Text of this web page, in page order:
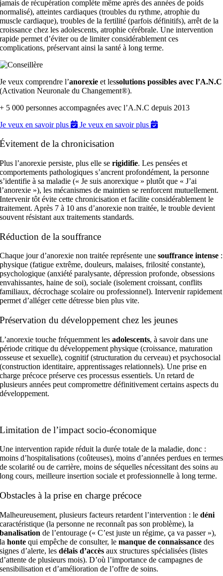
jamais de récupération complète même après des années de poids
normalisé), atteintes cardiaques (troubles du rythme, atrophie du
muscle cardiaque), troubles de la fertilité (parfois définitifs), arrêt de la
croissance chez les adolescents, atrophie cérébrale. Une intervention
rapide permet d’éviter ou de limiter considérablement ces
complications, préservant ainsi la santé à long terme.
Je veux comprendre l’anorexie et lessolutions possibles avec l’A.N.C
(Activation Neuronale du Changement®).
+ 5 000 personnes accompagnées avec l’A.N.C depuis 2013
Je veux en savoir plus
Je veux en savoir plus
Évitement de la chronicisation
Plus l’anorexie persiste, plus elle serigidifie. Les pensées et
comportements pathologiques s’ancrent profondément, la personne
s’identifie à sa maladie (« Je suis anorexique » plutôt que « J’ai
l’anorexie »), les mécanismes de maintien se renforcent mutuellement.
Intervenir tôt évite cette chronicisation et facilite considérablement le
traitement. Après 7 à 10 ans d’anorexie non traitée, le trouble devient
souvent résistant aux traitements standards.
Réduction de la souffrance
Chaque jour d’anorexie non traitée représente unesouffrance intense :
physique (fatigue extrême, douleurs, malaises, frilosité constante),
psychologique (anxiété paralysante, dépression profonde, obsessions
envahissantes, haine de soi), sociale (isolement croissant, conflits
familiaux, décrochage scolaire ou professionnel). Intervenir rapidement
permet d’alléger cette détresse bien plus vite.
Préservation du développement chez les jeunes
L’anorexie touche fréquemment lesadolescents, à savoir dans une
période critique du développement physique (croissance, maturation
osseuse et sexuelle), cognitif (structuration du cerveau) et psychosocial
(construction identitaire, apprentissages relationnels). Une prise en
charge précoce préserve ces processus essentiels. Un retard de
plusieurs années peut compromettre définitivement certains aspects du
développement.
Limitation de l’impact socio-économique
Une intervention rapide réduit la durée totale de la maladie, donc :
moins d’hospitalisations (coûteuses), moins d’années perdues en termes
de scolarité ou de carrière, moins de séquelles nécessitant des soins au
long cours, meilleure insertion sociale et professionnelle à long terme.
Obstacles à la prise en charge précoce
Malheureusement, plusieurs facteurs retardent l’intervention : ledéni
caractéristique (la personne ne reconnaît pas son problème), la
banalisation de l’entourage (« C’est juste un régime, ça va passer »),
lahonte qui empêche de consulter, lemanque de connaissance des
signes d’alerte, lesdélais d’accès aux structures spécialisées (listes
d’attente de plusieurs mois). D’où l’importance de campagnes de
sensibilisation et d’amélioration de l’offre de soins.